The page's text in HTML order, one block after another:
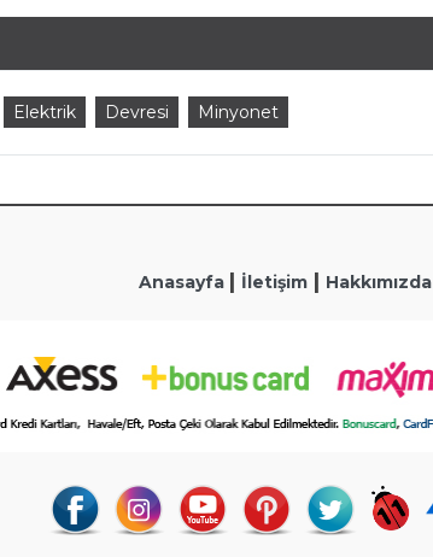
Elektrik Devresi Minyonet
Anasayfa | İletişim| Hakkımızda